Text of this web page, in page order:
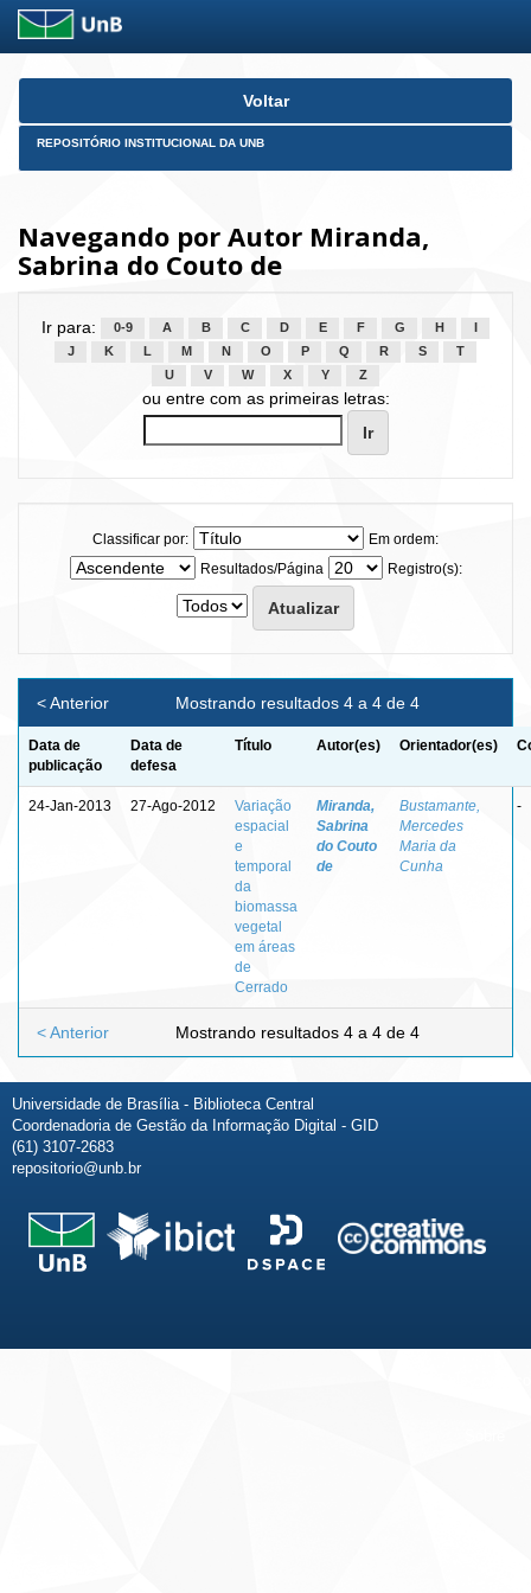
Skip
Voltar
REPOSITÓRIO INSTITUCIONAL DA UNB
Navegando por Autor Miranda,
Sabrina do Couto de
Ir para: 0-9 A B C D E F G H
J
K L M N O P Q R S
T
U
V W X Y Z
ou entre com as primeiras letras:
Classificar por:
Em ordem:
Resultados/Página
Registro(s):
Mostrando resultados 4 a 4 de 4
< Anterior
Data de
publicação
Data de
defesa
Título Autor(es) Orientador(es)
24-Jan-2013 27-Ago-2012
Variação
espacial
e
temporal
da
biomassa
vegetal
em áreas
de
Cerrado
Miranda,
Sabrina
do Couto
de
Bustamante,
Mercedes
Maria da
Cunha
-
Mostrando resultados 4 a 4 de 4
< Anterior
Universidade de Brasília - Biblioteca Central
Coordenadoria de Gestão da Informação Digital - GID
(61) 3107-2683
repositorio@unb.br